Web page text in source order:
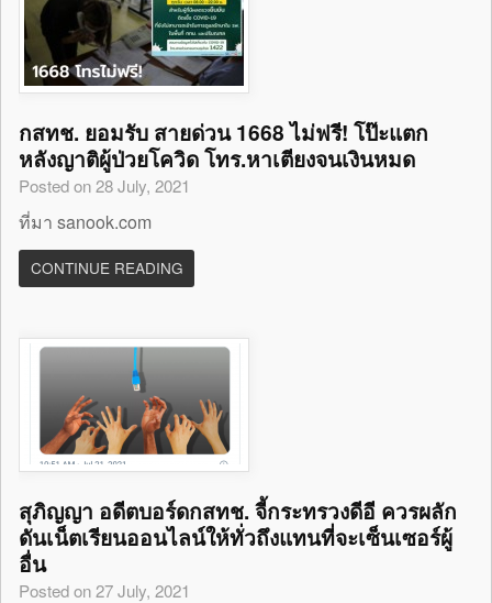
กสทช. ยอมรับ สายด่วน 1668 ไม่ฟรี! โป๊ะแตก
หลังญาติผู้ป่วยโควิด โทร.หาเตียงจนเงินหมด
Posted on 28 July, 2021
ที่มา sanook.com
CONTINUE READING
สุภิญญา อดีตบอร์ดกสทช. จี้กระทรวงดีอี ควรผลัก
ดันเน็ตเรียนออนไลน์ให้ทั่วถึงแทนที่จะเซ็นเซอร์ผู้
อื่น
Posted on 27 July, 2021